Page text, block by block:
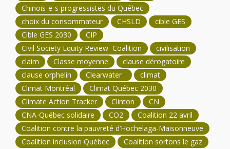
Chinois-e-s progressistes du Québec
choix du consommateur
CHSLD
cible GES
Cible GES 2030
CIP
Civil Society Equity Review Coalition
civilisation
claim
Classe moyenne
clause dérogatoire
clause orphelin
Clearwater
climat
Climat Montréal
Climat Québec 2030
Climate Action Tracker
Clinton
CN
CNA-Québec solidaire
CO2
Coalition 22 avril
Coalition contre la pauvreté d’Hochelaga-Maisonneuve
Coalition inclusion Québec
Coalition sortons le gaz